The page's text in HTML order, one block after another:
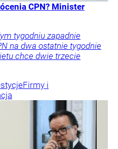
CPN? Minister
tygodniu zapadnie
na dwa ostatnie tygodnie
chce dwie trzecie
Firmy i